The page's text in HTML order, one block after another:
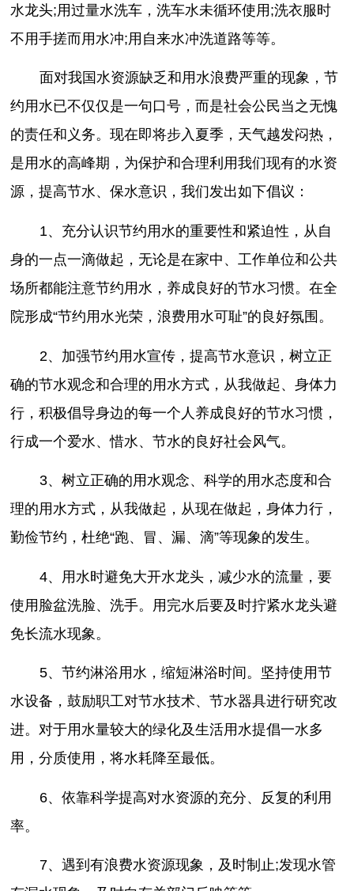
水龙头;用过量水洗车，洗车水未循环使用;洗衣服时
不用手搓而用水冲;用自来水冲洗道路等等。
面对我国水资源缺乏和用水浪费严重的现象，节
约用水已不仅仅是一句口号，而是社会公民当之无愧
的责任和义务。现在即将步入夏季，天气越发闷热，
是用水的高峰期，为保护和合理利用我们现有的水资
源，提高节水、保水意识，我们发出如下倡议：
1、充分认识节约用水的重要性和紧迫性，从自
身的一点一滴做起，无论是在家中、工作单位和公共
场所都能注意节约用水，养成良好的节水习惯。在全
院形成“节约用水光荣，浪费用水可耻”的良好氛围。
2、加强节约用水宣传，提高节水意识，树立正
确的节水观念和合理的用水方式，从我做起、身体力
行，积极倡导身边的每一个人养成良好的节水习惯，
行成一个爱水、惜水、节水的良好社会风气。
3、树立正确的用水观念、科学的用水态度和合
理的用水方式，从我做起，从现在做起，身体力行，
勤俭节约，杜绝“跑、冒、漏、滴”等现象的发生。
4、用水时避免大开水龙头，减少水的流量，要
使用脸盆洗脸、洗手。用完水后要及时拧紧水龙头避
免长流水现象。
5、节约淋浴用水，缩短淋浴时间。坚持使用节
水设备，鼓励职工对节水技术、节水器具进行研究改
进。对于用水量较大的绿化及生活用水提倡一水多
用，分质使用，将水耗降至最低。
6、依靠科学提高对水资源的充分、反复的利用
率。
7、遇到有浪费水资源现象，及时制止;发现水管